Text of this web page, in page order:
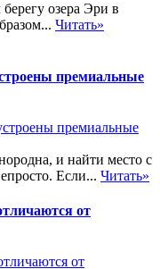
озера Эри в
Читать»
премиальные
и найти место с
Если... Читать»
от